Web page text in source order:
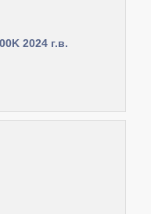
2024 г.в.